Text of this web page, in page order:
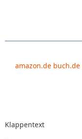
amazon.de buch.de
Klappentext